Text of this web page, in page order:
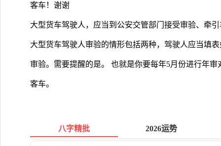
客车！谢谢
大型货车驾驶人，应当到公安交管部门接受审验、牵
大型货车驾驶人审验的情形包括两种，驾驶人应当填
审验。需要提醒的是。 也就是你要每年5月份进行年
客车。
八字精批 2026运势